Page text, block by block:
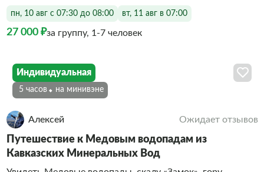
пн, 10 авг с 07:30 до 08:00 вт, 11 авг в 07:00
27 000 ₽за группу, 1-7 человек
Индивидуальная
5 часов На минивэне
Алексей Ожидает отзывов
Путешествие к Медовым водопадам из
Кавказских Минеральных Вод